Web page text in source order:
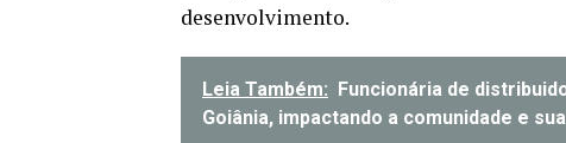
desenvolvimento.
Leia Também: Funcionária de
Goiânia, impactando a comunidade e